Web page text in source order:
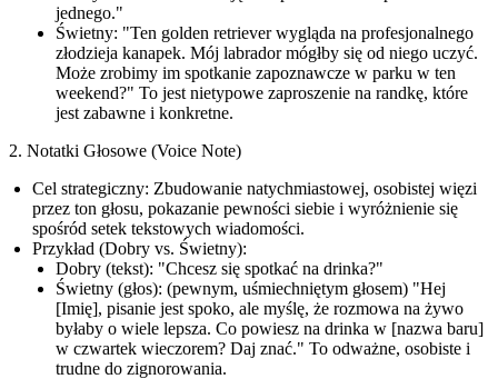
jednego."
Świetny: "Ten golden retriever wygląda na profesjonalnego
złodzieja kanapek. Mój labrador mógłby się od niego uczyć.
Może zrobimy im spotkanie zapoznawcze w parku w ten
weekend?" To jest nietypowe zaproszenie na randkę, które
jest zabawne i konkretne.
2. Notatki Głosowe (Voice Note)
Cel strategiczny: Zbudowanie natychmiastowej, osobistej więzi
przez ton głosu, pokazanie pewności siebie i wyróżnienie się
spośród setek tekstowych wiadomości.
Przykład (Dobry vs. Świetny):
Dobry (tekst): "Chcesz się spotkać na drinka?"
Świetny (głos): (pewnym, uśmiechniętym głosem) "Hej
[Imię], pisanie jest spoko, ale myślę, że rozmowa na żywo
byłaby o wiele lepsza. Co powiesz na drinka w [nazwa baru]
w czwartek wieczorem? Daj znać." To odważne, osobiste i
trudne do zignorowania.